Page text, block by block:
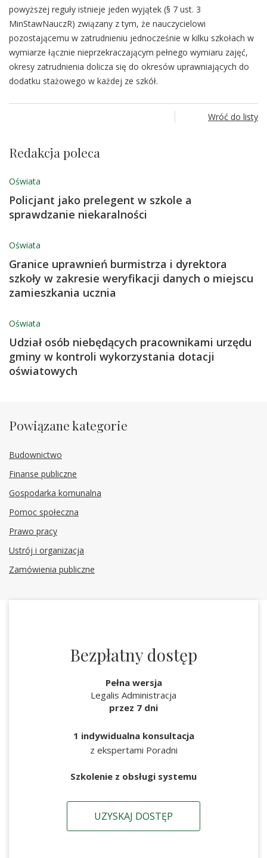
powyższej reguły istnieje jeden wyjątek (§ 7 ust. 3
MinStawNauczR) związany z tym, że nauczycielowi
pozostającemu w zatrudnieniu jednocześnie w kilku szkołach w
wymiarze łącznie nieprzekraczającym pełnego wymiaru zajęć,
okresy zatrudnienia dolicza się do okresów uprawniających do
dodatku stażowego w każdej ze szkół.
Wróć do listy
Redakcja poleca
Oświata
Policjant jako prelegent w szkole a
sprawdzanie niekaralności
Oświata
Granice uprawnień burmistrza i dyrektora
szkoły w zakresie weryfikacji danych o miejscu
zamieszkania ucznia
Oświata
Udział osób niebędących pracownikami urzędu
gminy w kontroli wykorzystania dotacji
oświatowych
Powiązane kategorie
Budownictwo
Finanse publiczne
Gospodarka komunalna
Pomoc społeczna
Prawo pracy
Ustrój i organizacja
Zamówienia publiczne
Bezpłatny dostęp
Pełna wersja
Legalis Administracja
przez 7 dni
1 indywidualna konsultacja
z ekspertami Poradni
Szkolenie z obsługi systemu
UZYSKAJ DOSTĘP